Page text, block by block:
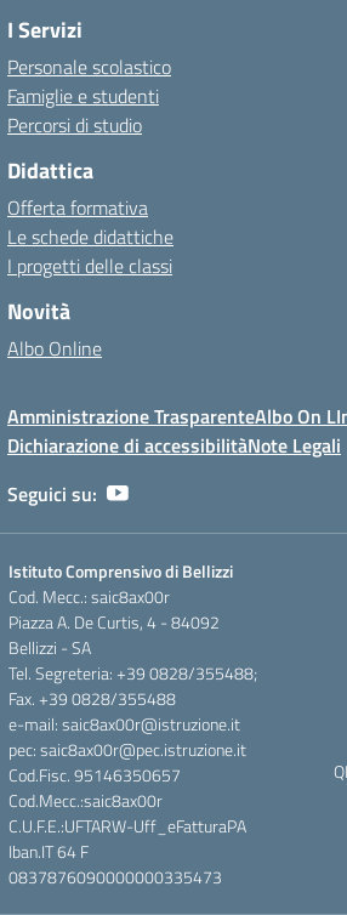
I Servizi
Personale scolastico
Famiglie e studenti
Percorsi di studio
Didattica
Offerta formativa
Le schede didattiche
I progetti delle classi
Novità
Albo Online
Amministrazione TrasparenteAlbo On
Dichiarazione di accessibilitàNote Legali
Seguici su:
Istituto Comprensivo di Bellizzi
Cod. Mecc.: saic8ax00r
Piazza A. De Curtis, 4 - 84092
Bellizzi - SA
Tel. Segreteria: +39 0828/355488;
Fax. +39 0828/355488
e-mail: saic8ax00r@istruzione.it
pec: saic8ax00r@pec.istruzione.it
Cod.Fisc. 95146350657
Cod.Mecc.:saic8ax00r
C.U.F.E.:UFTARW-Uff_eFatturaPA
Iban.IT 64 F
0837876090000000335473